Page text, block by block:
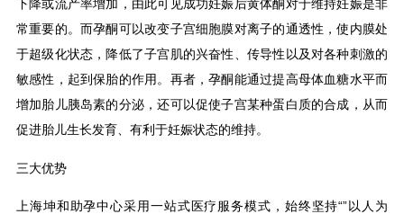
下降或流产率增加，由此可见成功妊娠后黄体酮对于维持妊娠是非
常重要的。而孕酮可以改变子宫细胞膜对离子的通透性，使内膜处
于超级化状态，降低了子宫肌的兴奋性、传导性以及对各种刺激的
敏感性，起到保胎的作用。再者，孕酮能通过提高母体血糖水平而
增加胎儿胰岛素的分泌，还可以促使子宫某种蛋白质的合成，从而
促进胎儿生长发育、有利于妊娠状态的维持。
三大优势
上海坤和助孕中心采用一站式医疗服务模式，始终坚持“”以人为